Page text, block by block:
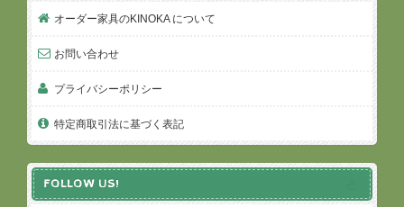
オーダー家具のKINOKA について
お問い合わせ
プライバシーポリシー
特定商取引法に基づく表記
FOLLOW US!